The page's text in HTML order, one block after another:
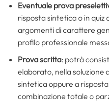
Eventuale prova
risposta sintetica o in quiz
argomenti di carattere
profilo professionale
Prova scritta: potrà
elaborato, nella soluzione
sintetica oppure a
combinazione totale o